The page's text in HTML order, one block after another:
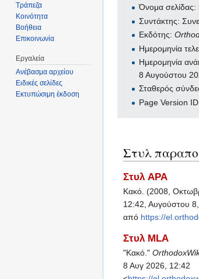
Όνομα σελίδας:
Συντάκτης:
Εκδότης:
Ημερομηνία
Ημερομηνία
8 Αυγούστου
Σταθερός
Page Version
Στυλ
Στυλ APA
Κακό. (2008,
12:42, Αυγούστου
από https://
Στυλ MLA
"Κακό."
8 Αυγ 2026, 12:42
Τράπεζα
Κοινότητα
Βοήθεια
Επικοινωνία
Εργαλεία
Ανέβασμα αρχείου
Ειδικές σελίδες
Εκτυπώσιμη έκδοση